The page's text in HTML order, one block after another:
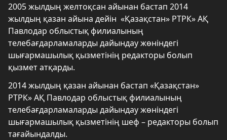
2005 жылдың желтоқсан айынан бастап 2014
жылдың қазан айына дейін «Қазақстан» РТРК» АҚ
Павлодар облыстық филиалының
телебағдарламаларды дайындау жөніндегі
шығармашылық қызметінің редакторы болып
қызмет атқарды.
2014 жылдың қазан айынан бастап «Қазақстан»
РТРК» АҚ Павлодар облыстық филиалының
телебағдарламаларды дайындау жөніндегі
шығармашылық қызметінің шеф – редакторы болып
тағайындалды.